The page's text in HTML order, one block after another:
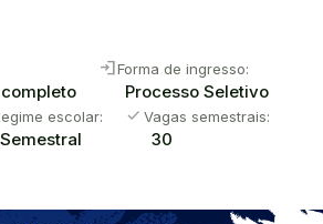
loginForma de ingresso:
Processo Seletivo
escolar:
Semestral
check Vagas semestrais:
30